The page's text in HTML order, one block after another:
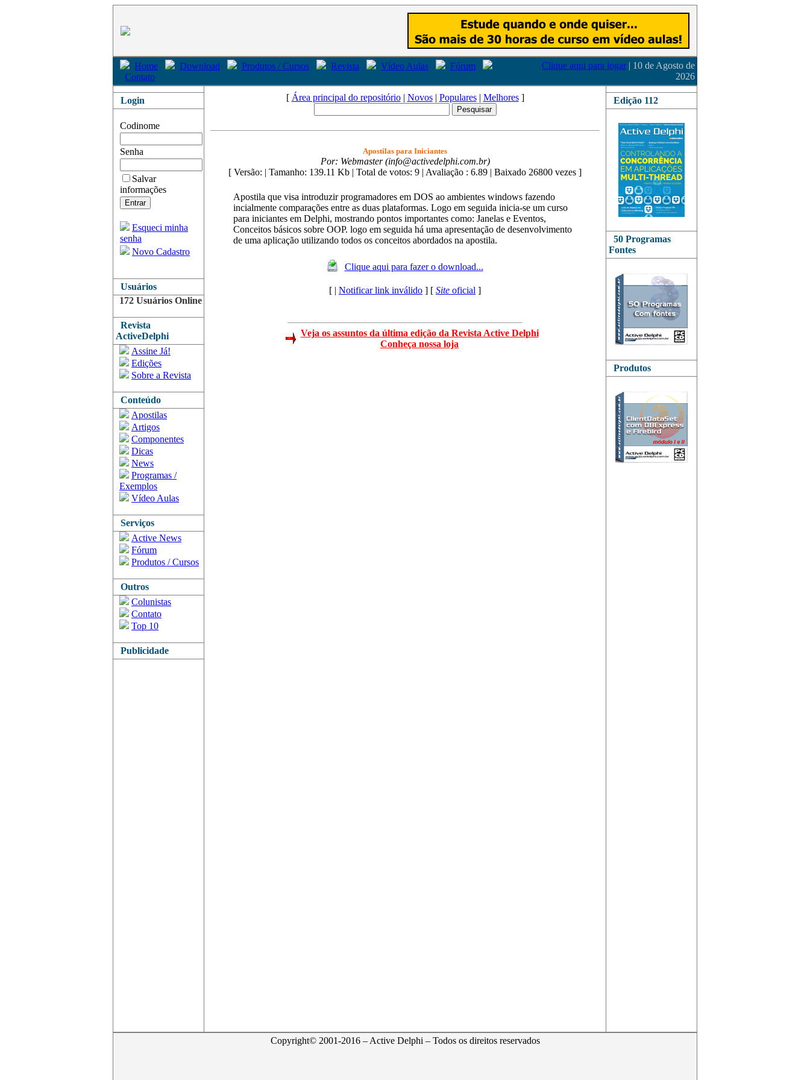
Home Download Produtos / Cursos Revista Vídeo Aulas
Fórum
Contato
Clique aqui para logar | 10 de Agosto de
2026
Login
Codinome
Senha
Salvar
informações
Esqueci minha
senha
Novo Cadastro
Usuários
172 Usuários Online
Revista
ActiveDelphi
Assine Já!
Edições
Sobre a Revista
Conteúdo
Apostilas
Artigos
Componentes
Dicas
News
Programas /
Exemplos
Vídeo Aulas
Serviços
Active News
Fórum
Produtos / Cursos
Outros
Colunistas
Contato
Top 10
Publicidade
[ Área principal do repositório| Novos| Populares| Melhores]
Apostilas para Iniciantes
Por: Webmaster (info@activedelphi.com.br)
[ Versão: | Tamanho: 139.11 Kb | Total de votos: 9 | Avaliação : 6.89 | Baixado 26800 vezes ]
Apostila que visa introduzir programadores em DOS ao ambientes windows fazendo
incialmente comparações entre as duas plataformas. Logo em seguida inicia-se um curso
para iniciantes em Delphi, mostrando pontos importantes como: Janelas e Eventos,
Conceitos básicos sobre OOP. logo em seguida há uma apresentação de desenvolvimento
de uma aplicação utilizando todos os conceitos abordados na apostila.
Clique aqui para fazer o download...
[ | Notificar link inválido ] [ Site oficial ]
Veja os assuntos da última edição da Revista Active Delphi
Conheça nossa loja
Edição 112
50 Programas
Fontes
Produtos
Copyright© 2001-2016 – Active Delphi – Todos os direitos reservados